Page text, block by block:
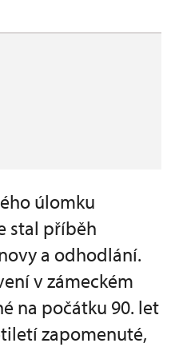
úlomku
stal příběh
a odhodlání.
v zámeckém
na počátku 90. let
zapomenuté,